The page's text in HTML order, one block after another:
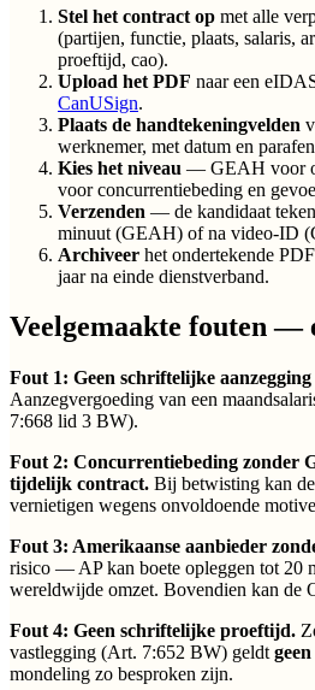
Stel het contract op met alle
(partijen, functie, plaats, salaris,
proeftijd, cao).
Upload het PDF naar een
CanUSign.
Plaats de handtekeningvelden
werknemer, met datum en
Kies het niveau — GEAH voor
voor concurrentiebeding en
Verzenden — de kandidaat
minuut (GEAH) of na video-ID
Archiveer het ondertekende
jaar na einde dienstverband.
Veelgemaakte fouten —
Fout 1: Geen schriftelijke
Aanzegvergoeding van een
7:668 lid 3 BW).
Fout 2: Concurrentiebeding zonder
tijdelijk contract. Bij betwisting kan
vernietigen wegens onvoldoende
Fout 3: Amerikaanse aanbieder
risico — AP kan boete opleggen tot 20
wereldwijde omzet. Bovendien kan de
Fout 4: Geen schriftelijke proeftijd.
vastlegging (Art. 7:652 BW) geldt geen
mondeling zo besproken zijn.